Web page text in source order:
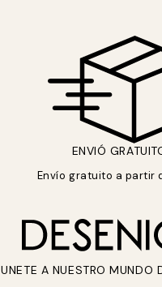
ENVIÓ
Envío gratuito a partir
UNETE A NUESTRO MUNDO